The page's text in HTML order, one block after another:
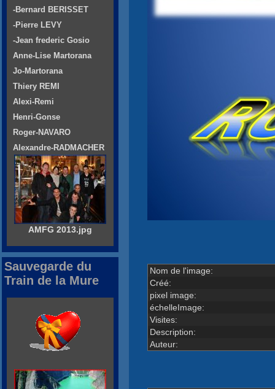
Nom de l'image:
Créé:
pixel image:
échelleImage:
Visites:
Description:
Auteur:
-Bernard BERISSET
-Pierre LEVY
-Jean frederic Gosio
Anne-Lise Martorana
Jo-Martorana
Thiery REMI
Alexi-Remi
Henri-Gonse
Roger-NAVARO
Alexandre-RADMACHER
AMFG 2013.jpg
Sauvegarde du
Train de la Mure